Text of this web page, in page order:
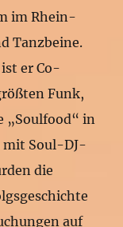
im Rhein-
Tanzbeine.
er Co-
Funk,
„Soulfood“ in
mit Soul-DJ-
die
auf